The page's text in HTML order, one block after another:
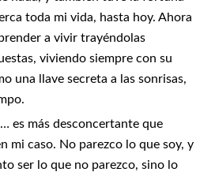
toda mi vida, hasta hoy. Ahora
a vivir trayéndolas
viviendo siempre con su
una llave secreta a las sonrisas,
es más desconcertante que
mi caso. No parezco lo que soy, y
ser lo que no parezco, sino lo